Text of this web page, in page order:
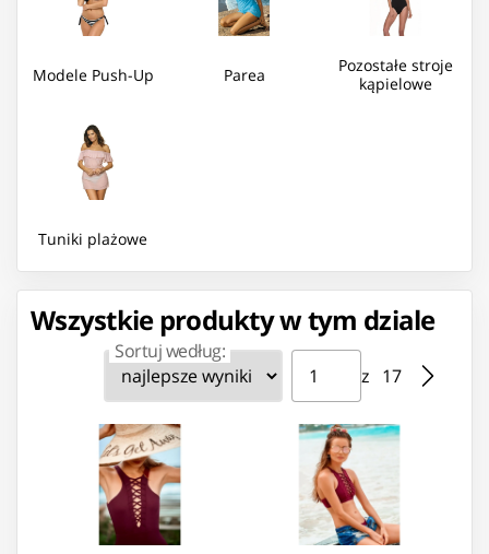
Modele Push-Up Parea
Pozostałe stroje
kąpielowe
Tuniki plażowe
Wszystkie produkty w tym dziale
Sortuj według: Strona ⁨1⁩ z ⁨17⁩
z ⁨17⁩
Przejdź do strony